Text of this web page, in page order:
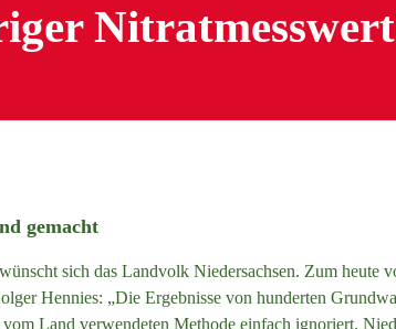
gemacht
sich das Landvolk Niedersachsen. Zum heute
Hennies: „Die Ergebnisse von hunderten
Land verwendeten Methode einfach ignoriert.